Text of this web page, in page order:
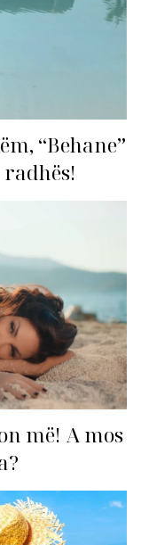
“Behane”
më! A mos